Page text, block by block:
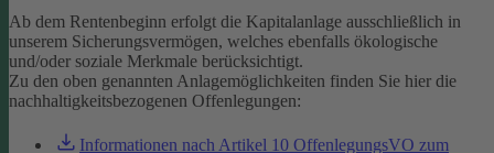
Ab dem Rentenbeginn erfolgt die Kapitalanlage ausschließlich in
unserem Sicherungsvermögen, welches ebenfalls ökologische
und/oder soziale Merkmale berücksichtigt.
Zu den oben genannten Anlagemöglichkeiten finden Sie hier die
nachhaltigkeitsbezogenen Offenlegungen:
Informationen nach Artikel 10 OffenlegungsVO zum